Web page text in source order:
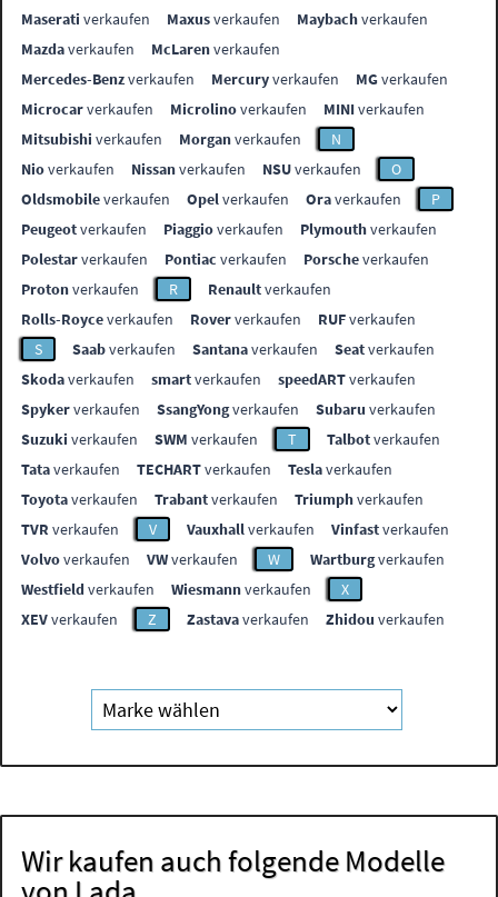
Maserati verkaufen Maxusverkaufen Maybachverkaufen
Mazdaverkaufen McLarenverkaufen
Mercedes-Benzverkaufen Mercuryverkaufen MGverkaufen
Microcarverkaufen Microlinoverkaufen MINIverkaufen
Mitsubishi verkaufen Morganverkaufen
N
Nioverkaufen Nissanverkaufen NSUverkaufen
O
Oldsmobileverkaufen Opelverkaufen Oraverkaufen
P
Peugeotverkaufen Piaggioverkaufen Plymouthverkaufen
Polestarverkaufen Pontiac verkaufen Porscheverkaufen
Protonverkaufen R Renaultverkaufen
Rolls-Royceverkaufen Roververkaufen RUFverkaufen
S
Saabverkaufen Santanaverkaufen Seatverkaufen
Skodaverkaufen smartverkaufen speedARTverkaufen
Spykerverkaufen SsangYongverkaufen Subaru verkaufen
Suzuki verkaufen SWM verkaufen T Talbotverkaufen
Tataverkaufen TECHARTverkaufen Teslaverkaufen
Toyotaverkaufen Trabantverkaufen Triumphverkaufen
TVR verkaufen V Vauxhallverkaufen Vinfastverkaufen
Volvoverkaufen VWverkaufen W Wartburgverkaufen
Westfieldverkaufen Wiesmannverkaufen
X
XEVverkaufen Z Zastavaverkaufen Zhidou verkaufen
Wir kaufen auch folgende Modelle